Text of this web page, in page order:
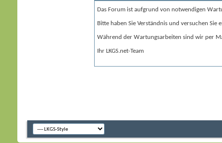
Das Forum ist aufgrund von notwendigen
Bitte haben Sie Verständnis und versuchen Sie
Während der Wartungsarbeiten sind wir per
Ihr LKGS.net-Team